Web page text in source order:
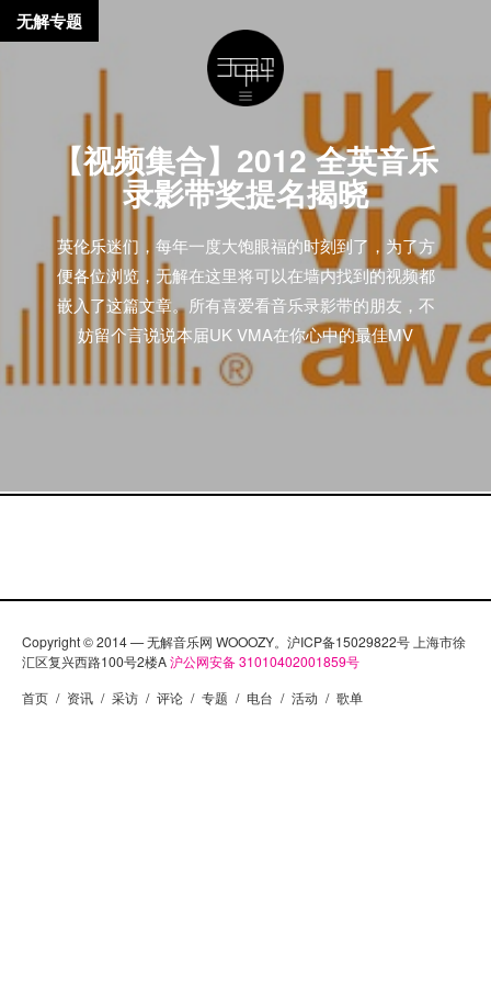
【视频集合】2012 全英音乐
录影带奖提名揭晓
英伦乐迷们，每年一度大饱眼福的时刻到了，为了方
便各位浏览，无解在这里将可以在墙内找到的视频都
嵌入了这篇文章。所有喜爱看音乐录影带的朋友，不
妨留个言说说本届UK VMA在你心中的最佳MV
无解专题
Copyright © 2014 — 无解音乐网 WOOOZY。沪ICP备15029822号 上海市徐
汇区复兴西路100号2楼A沪公网安备 31010402001859号
首页 / 资讯 / 采访 / 评论 / 专题 / 电台 / 活动 / 歌单